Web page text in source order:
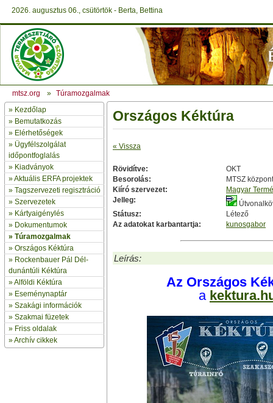
2026. augusztus 06., csütörtök - Berta, Bettina
mtsz.org » Túramozgalmak
» Kezdőlap
» Bemutatkozás
» Elérhetőségek
» Ügyfélszolgálat
időpontfoglalás
» Kiadványok
»Aktuális ERFA projektek
» Tagszervezeti regisztráció
» Szervezetek
» Kártyaigénylés
» Dokumentumok
» Túramozgalmak
» Országos Kéktúra
» Rockenbauer Pál Dél-
dunántúli Kéktúra
»Alföldi Kéktúra
» Eseménynaptár
» Szakági információk
» Szakmai füzetek
» Friss oldalak
»Archív cikkek
Országos Kéktúra
« Vissza
Rövidítve:
OKT
Besorolás:
MTSZ
Kiíró szervezet:
Magyar
Jelleg:
Státusz:
Létező
Az adatokat karbantartja:
kunosgabor
Leírás:
Az Országos
a